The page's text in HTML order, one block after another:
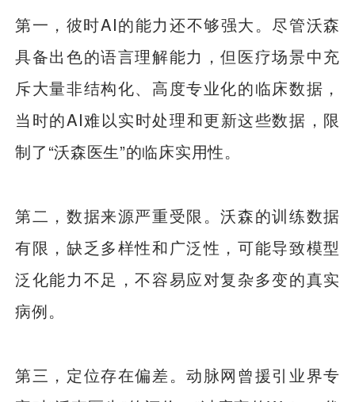
第一，彼时AI的能力还不够强大。尽管沃森
具备出色的语言理解能力，但医疗场景中充
斥大量非结构化、高度专业化的临床数据，
当时的AI难以实时处理和更新这些数据，限
制了“沃森医生”的临床实用性。
第二，数据来源严重受限。沃森的训练数据
有限，缺乏多样性和广泛性，可能导致模型
泛化能力不足，不容易应对复杂多变的真实
病例。
第三，定位存在偏差。动脉网曾援引业界专